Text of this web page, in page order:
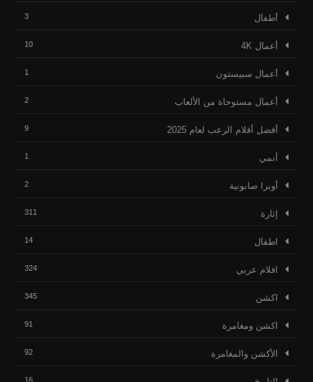
أطفال 3
أعمال 4K 10
أعمال سبيستون 1
أعمال مستوحاة من الألعاب 2
أفضل أفلام الرعب لعام 2025 9
أنمي 1
أوبرا صابونية 2
إثارة 311
اطفال 14
افلام عربي 324
اكشن 345
اكشن ومغامرة 91
الأكشن والمغامرة 92
16